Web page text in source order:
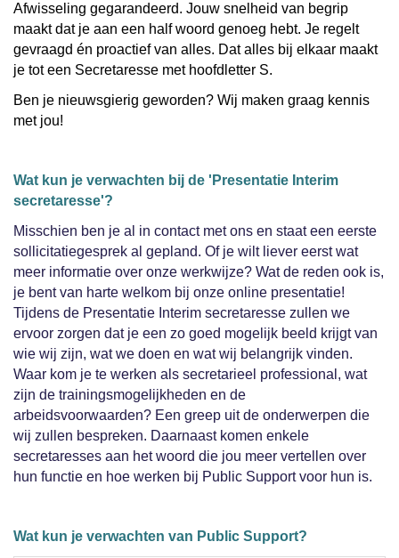
Afwisseling gegarandeerd. Jouw snelheid van begrip
maakt dat je aan een half woord genoeg hebt. Je regelt
gevraagd én proactief van alles. Dat alles bij elkaar maakt
je tot een Secretaresse met hoofdletter S.
Ben je nieuwsgierig geworden? Wij maken graag kennis
met jou!
Wat kun je verwachten bij de 'Presentatie Interim
secretaresse'?
Misschien ben je al in contact met ons en staat een eerste
sollicitatiegesprek al gepland. Of je wilt liever eerst wat
meer informatie over onze werkwijze? Wat de reden ook is,
je bent van harte welkom bij onze online presentatie!
Tijdens de Presentatie Interim secretaresse zullen we
ervoor zorgen dat je een zo goed mogelijk beeld krijgt van
wie wij zijn, wat we doen en wat wij belangrijk vinden.
Waar kom je te werken als secretarieel professional, wat
zijn de trainingsmogelijkheden en de
arbeidsvoorwaarden? Een greep uit de onderwerpen die
wij zullen bespreken. Daarnaast komen enkele
secretaresses aan het woord die jou meer vertellen over
hun functie en hoe werken bij Public Support voor hun is.
Wat kun je verwachten van Public Support?